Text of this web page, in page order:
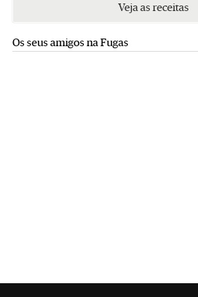
Veja as receitas
Os seus amigos na Fugas